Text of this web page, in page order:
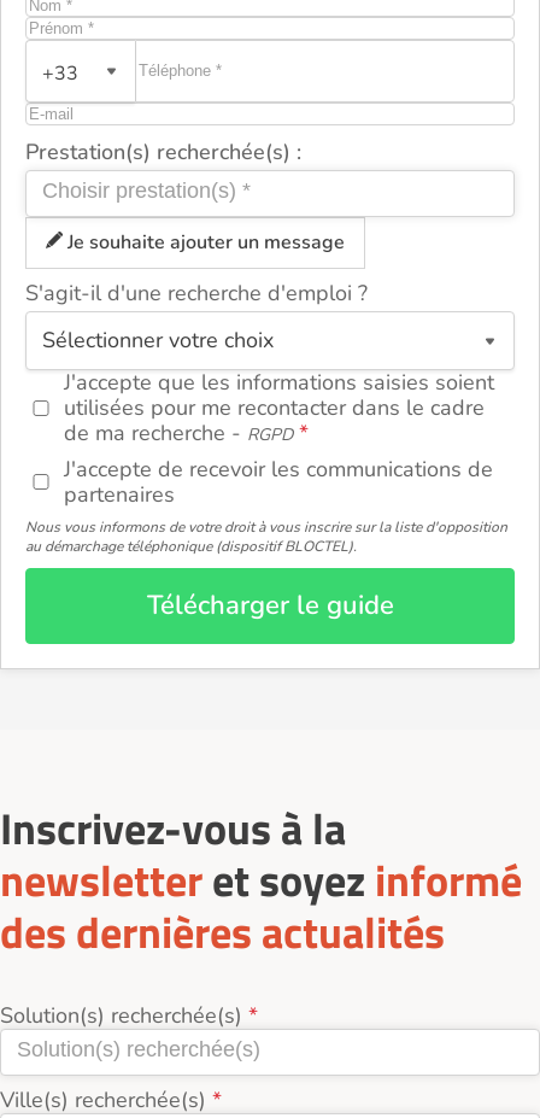
+33
Prestation(s) recherchée(s) :
Je souhaite ajouter un message
S'agit-il d'une recherche d'emploi ?
J'accepte que les informations saisies soient
utilisées pour me recontacter dans le cadre
de ma recherche - RGPD
J'accepte de recevoir les communications de
partenaires
Nous vous informons de votre droit à vous inscrire sur la liste d'opposition
au démarchage téléphonique (dispositif BLOCTEL).
Télécharger le guide
ou
Inscrivez-vous à la
newsletteret soyez informé
des dernières actualités
Solution(s) recherchée(s)
Ville(s) recherchée(s)